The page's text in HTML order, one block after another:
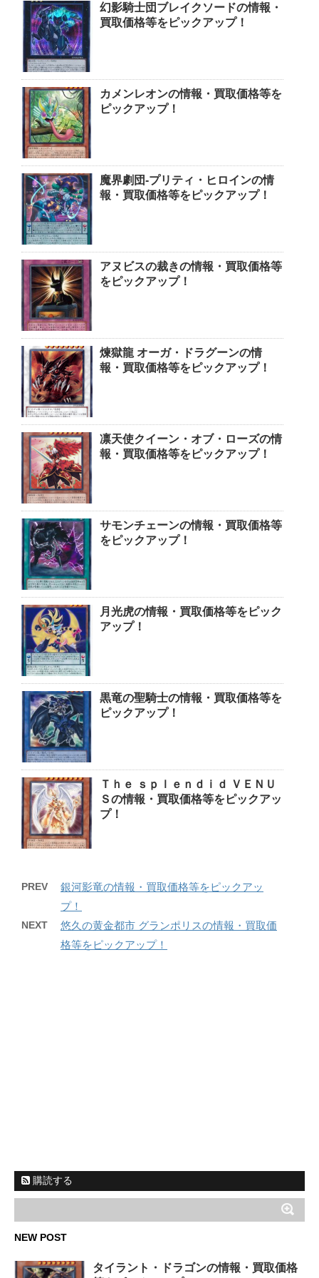
幻影騎士団ブレイクソードの情報・
買取価格等をピックアップ！
カメンレオンの情報・買取価格等を
ピックアップ！
魔界劇団-プリティ・ヒロインの情
報・買取価格等をピックアップ！
アヌビスの裁きの情報・買取価格等
をピックアップ！
煉獄龍 オーガ・ドラグーンの情
報・買取価格等をピックアップ！
凛天使クイーン・オブ・ローズの情
報・買取価格等をピックアップ！
サモンチェーンの情報・買取価格等
をピックアップ！
月光虎の情報・買取価格等をピック
アップ！
黒竜の聖騎士の情報・買取価格等を
ピックアップ！
Ｔｈｅ ｓｐｌｅｎｄｉｄ ＶＥＮＵ
Ｓの情報・買取価格等をピックアッ
プ！
PREV
銀河影竜の情報・買取価格等をピックアッ
プ！
NEXT
悠久の黄金都市 グランポリスの情報・買取価
格等をピックアップ！
購読する
NEW POST
タイラント・ドラゴンの情報・買取価格